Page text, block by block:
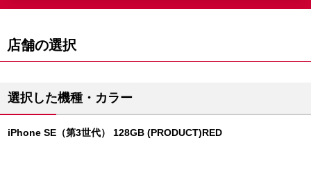
店舗の選択
選択した機種・カラー
iPhone SE（第3世代） 128GB (PRODUCT)RED